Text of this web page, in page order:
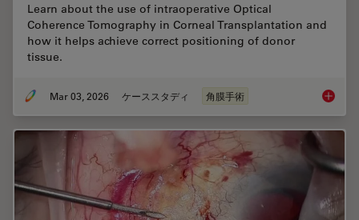
Learn about the use of intraoperative Optical
Coherence Tomography in Corneal Transplantation and
how it helps achieve correct positioning of donor
tissue.
Mar 03, 2026 ケーススタディ 角膜手術